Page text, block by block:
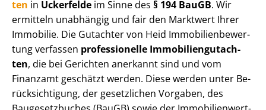
ten in Uckerfelde im Sinne des § 194 BauGB. Wir
ermitteln unabhängig und fair den Marktwert Ihrer
Immobilie. Die Gutachter von Heid Im­mo­bi­li­en­be­wer­
tung verfassen professionelle Im­mo­bi­li­en­gut­ach­
ten, die bei Gerichten anerkannt sind und vom
Finanzamt geschätzt werden. Diese werden unter Be­
rück­sich­ti­gung, der gesetzlichen Vorgaben, des